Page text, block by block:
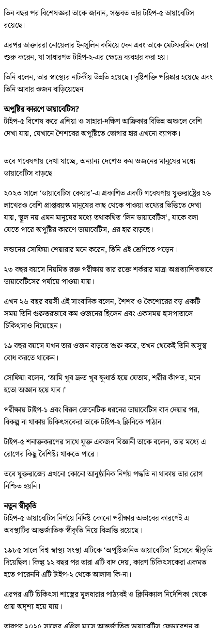
তিন বছর পর বিশেষজ্ঞরা তাকে জানান, সম্ভবত তার টাইপ-৫ ডায়াবেটিস
রয়েছে।
এরপর ডাক্তাররা নোয়েলার ইনসুলিন কমিয়ে দেন এবং তাকে মেটফরমিন দেয়া
শুরু করেন, যা সাধারণত টাইপ-২-এর ক্ষেত্রে ব্যবহার করা হয়।
তিনি বলেন, তার স্বাস্থ্যের নাটকীয় উন্নতি হয়েছে। দৃষ্টিশক্তি পরিষ্কার হয়েছে এবং
তিনি আবার ওজন বাড়িয়েছেন।
অপুষ্টির কারণে ডায়াবেটিস?
টাইপ-৫ বিশেষ করে এশিয়া ও সাহারা-দক্ষিণ আফ্রিকার বিভিন্ন অঞ্চলে বেশি
দেখা যায়, যেখানে শৈশবের অপুষ্টিতে ভোগার হার এখনো ব্যাপক।
তবে গবেষণায় দেখা যাচ্ছে, অন্যান্য দেশেও কম ওজনের মানুষের মধ্যে
ডায়াবেটিস বাড়ছে।
২০২৩ সালে ‘ডায়াবেটিস কেয়ার’-এ প্রকাশিত একটি গবেষণায় যুক্তরাষ্ট্রের ২৬
লাখেরও বেশি প্রাপ্তবয়স্ক মানুষের কাছ থেকে পাওয়া তথ্যের ভিত্তিতে দেখা
যায়, স্থূল নয় এমন মানুষের মধ্যে তথাকথিত ‘লিন ডায়াবেটিস’, যাকে বলা
যেতে পারে অপুষ্টির কারণে ডায়াবেটিস, এর হার বাড়ছে।
লন্ডনের সোফিয়া শেয়ারার মনে করেন, তিনি এই শ্রেণিতে পড়েন।
২৩ বছর বয়সে নিয়মিত রক্ত পরীক্ষায় তার রক্তে শর্করার মাত্রা অপ্রত্যাশিতভাবে
ডায়াবেটিসের পর্যায়ে পাওয়া যায়।
এখন ২৬ বছর বয়সী এই সাংবাদিক বলেন, শৈশব ও কৈশোরের বড় একটি
সময় তিনি গুরুতরভাবে কম ওজনের ছিলেন এবং একসময় হাসপাতালে
চিকিৎসাও নিয়েছেন।
১৯ বছর বয়সে যখন তার ওজন বাড়তে শুরু করে, তখন থেকেই তিনি অসুস্থ
বোধ করতে থাকেন।
সোফিয়া বলেন, ‘আমি খুব দ্রুত খুব ক্ষুধার্ত হয়ে যেতাম, শরীর কাঁপত, মনে
হতো অজ্ঞান হয়ে যাব।’
পরীক্ষায় টাইপ-১ এবং বিরল জেনেটিক ধরনের ডায়াবেটিস বাদ দেয়ার পর,
বিকল্প না থাকায় চিকিৎসকেরা তাকে টাইপ-২ ক্লিনিকে পাঠান।
টাইপ-৫ শনাক্তকরণের সাথে যুক্ত একজন বিজ্ঞানী তাকে বলেন, তার মধ্যে এ
রোগের কিছু বৈশিষ্ট্য থাকতে পারে।
তবে যুক্তরাজ্যে এখনো কোনো আনুষ্ঠানিক নির্ণয় পদ্ধতি না থাকায় তার রোগ
নিশ্চিত হয়নি।
নতুন স্বীকৃতি
টাইপ-৫ ডায়াবেটিস নির্ণয়ে নির্দিষ্ট কোনো পরীক্ষার অভাবের কারণেই এ
অবস্থাটির আন্তর্জাতিক স্বীকৃতি নিয়ে বিভ্রান্তি রয়েছে।
১৯৮৫ সালে বিশ্ব স্বাস্থ্য সংস্থা এটিকে ‘অপুষ্টিজনিত ডায়াবেটিস’ হিসেবে স্বীকৃতি
দিয়েছিল। কিন্তু ১২ বছর পর তারা এটি বাদ দেয়, কারণ চিকিৎসকেরা একমত
হতে পারেননি এটি টাইপ-২ থেকে আলাদা কি-না।
এরপর এটি চিকিৎসা শাস্ত্রের মূলধারার পাঠ্যবই ও ক্লিনিক্যাল নির্দেশিকা থেকে
প্রায় অদৃশ্য হয়ে যায়।